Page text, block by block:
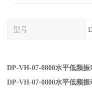
型号
DP-VH-07-0800水平低频
DP-VH-07-0800水平低频